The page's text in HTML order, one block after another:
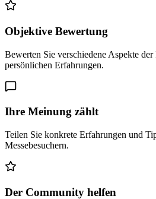
Objektive Bewertung
Bewerten Sie verschiedene Aspekte der
persönlichen Erfahrungen.
Ihre Meinung zählt
Teilen Sie konkrete Erfahrungen und
Messebesuchern.
Der Community helfen